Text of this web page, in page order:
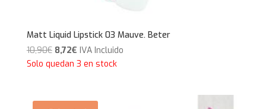
Matt Liquid Lipstick 03 Mauve. Beter
10,90€ El
precio
10,90€.
8,72€El
precio
8,72€.
IVA Incluido
Solo quedan 3 en stock